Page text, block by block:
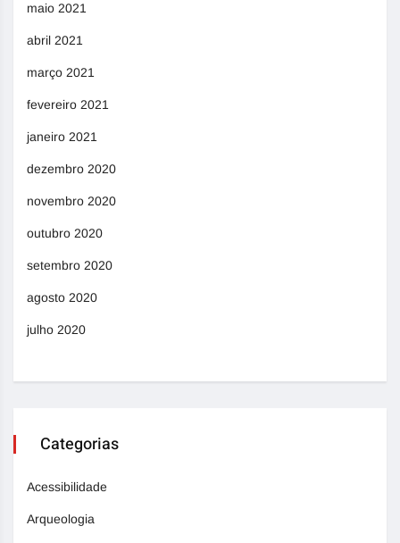
maio 2021
abril 2021
março 2021
fevereiro 2021
janeiro 2021
dezembro 2020
novembro 2020
outubro 2020
setembro 2020
agosto 2020
julho 2020
Categorias
Acessibilidade
Arqueologia